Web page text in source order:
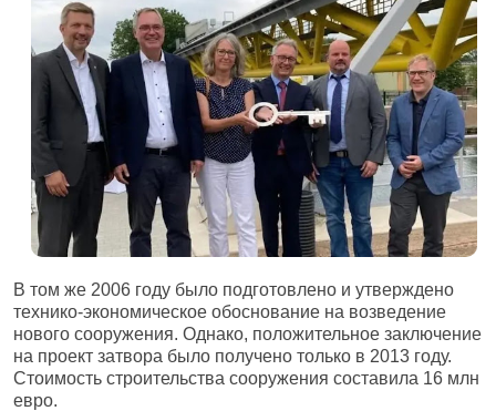
В том же 2006 году было подготовлено и утверждено
технико-экономическое обоснование на возведение
нового сооружения. Однако, положительное заключение
на проект затвора было получено только в 2013 году.
Стоимость строительства сооружения составила 16 млн
евро.